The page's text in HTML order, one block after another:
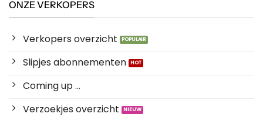
ONZE VERKOPERS
Verkopers overzicht
Slipjes abonnementen
Coming up ...
Verzoekjes overzicht